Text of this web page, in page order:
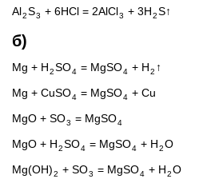
Al2S3 + 6HCl = 2AlCl3 + 3H2S↑
б)
Mg + H2SO4 = MgSO4 + H2 ↑
Mg + CuSO4 = MgSO4 + Cu
MgO + SO3 = MgSO4
MgO + H2SO4 = MgSO4 + H2O
Mg(OH)2 + SO3 = MgSO4 + H2O